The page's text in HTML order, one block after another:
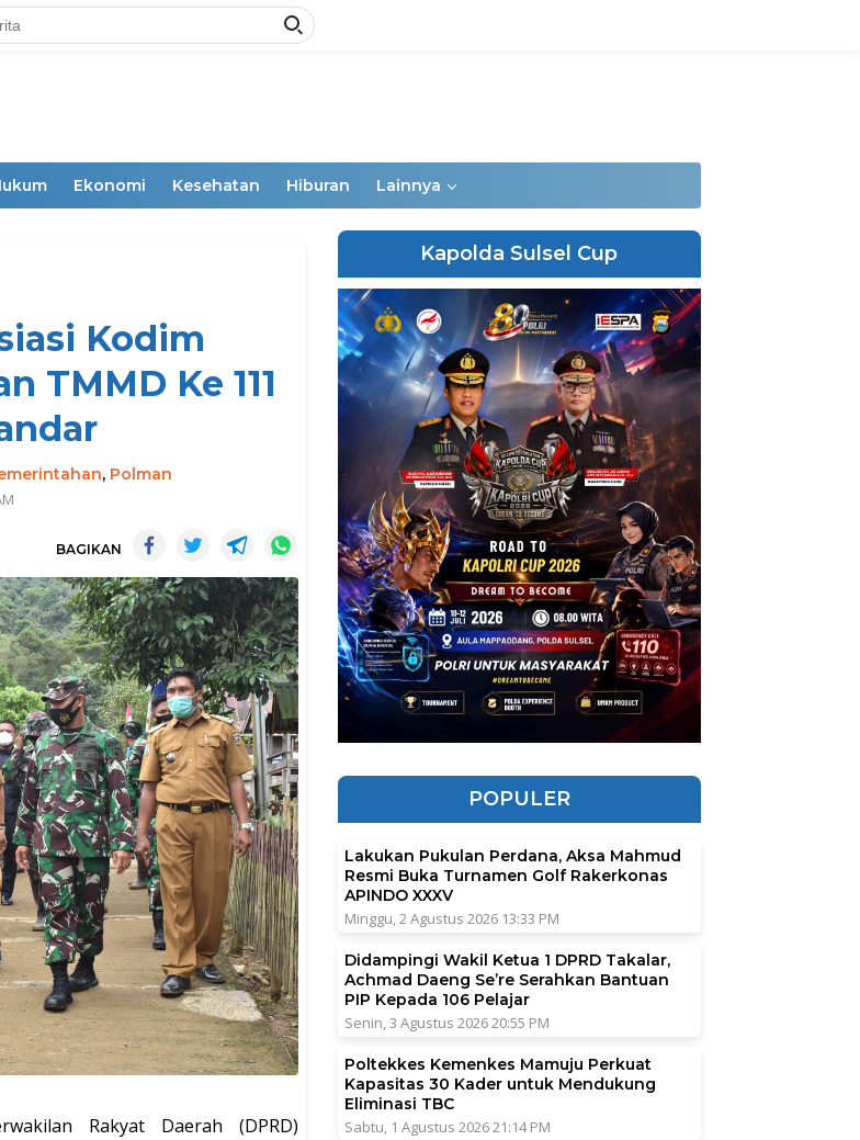
Ekonomi Kesehatan Hiburan Lainnya
Kodim
TMMD Ke 111
, Polman
BAGIKAN
Rakyat Daerah (DPRD)
Kapolda Sulsel Cup
POPULER
Lakukan Pukulan Perdana, Aksa Mahmud
Resmi Buka Turnamen Golf Rakerkonas
APINDO XXXV
Minggu, 2 Agustus 2026 13:33 PM
Didampingi Wakil Ketua 1 DPRD Takalar,
Achmad Daeng Se’re Serahkan Bantuan
PIP Kepada 106 Pelajar
Senin, 3 Agustus 2026 20:55 PM
Poltekkes Kemenkes Mamuju Perkuat
Kapasitas 30 Kader untuk Mendukung
Eliminasi TBC
Sabtu, 1 Agustus 2026 21:14 PM